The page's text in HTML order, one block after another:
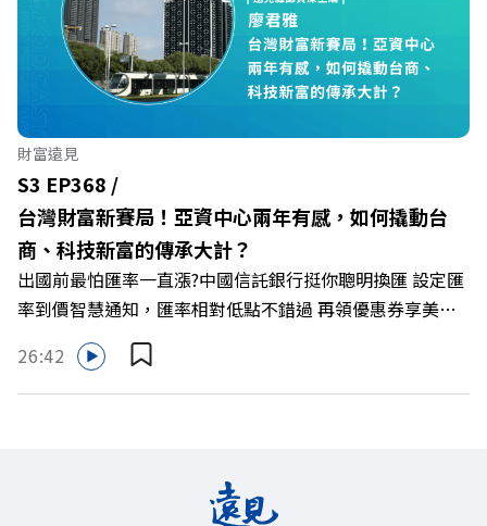
造出兼顧企業獲利與社會共好的綠色零售新契機！ 🔺如何
從單純百貨專櫃轉型為有溫度的利他平台？ 🔺最難節能的
零售業如何落實「EP100」能效倍增計畫？ 🔺成功推動育
嬰留停、男同仁樂意成家！驚豔業界的「生育代理人制度」
🔺最有人情味的文化橋梁！從社會創新到經典「日本展」的
共好實踐 主持人／遠見雜誌副社長兼遠見智庫總編輯 李建
興 與談人／遠東SOGO百貨董事長 黃晴雯 +++++ 🫧清除腦
袋的盲點，也順手理清生活的雜亂。 點開看質感養成術>>
https://gvmkt.pse.is/9al3px ✨關注《遠見》更多的社群：
LINE：https://reurl.cc/A4ELQp IG：
https://bit.ly/3AjBWNV YT：https://bit.ly/38jNi9k
Powered by Firstory Hosting
財富遠見
S3 EP368 /
台灣財富新賽局！亞資中心兩年有感，如何撬動台
商、科技新富的傳承大計？
出國前最怕匯率一直漲?中國信託銀行挺你聰明換匯 設定匯
率到價智慧通知，匯率相對低點不錯過 再領優惠券享美金
最高減3分等優惠 立即設定： https://fstry.pse.is/9d7lr7
投資外幣如幣別轉換可能產生匯兌損失，應評估涉及自身情
況審慎投資。 完整注意事項詳見網站資訊。 —— 以上為
在政府力推「亞洲資產管理中心」政策、高雄專區成立滿週
年的關鍵時刻，台灣的投信、信託與財富管理業務，正迎來
26:42